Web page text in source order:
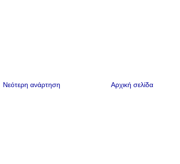
Νεότερη ανάρτηση Αρχική σελίδα